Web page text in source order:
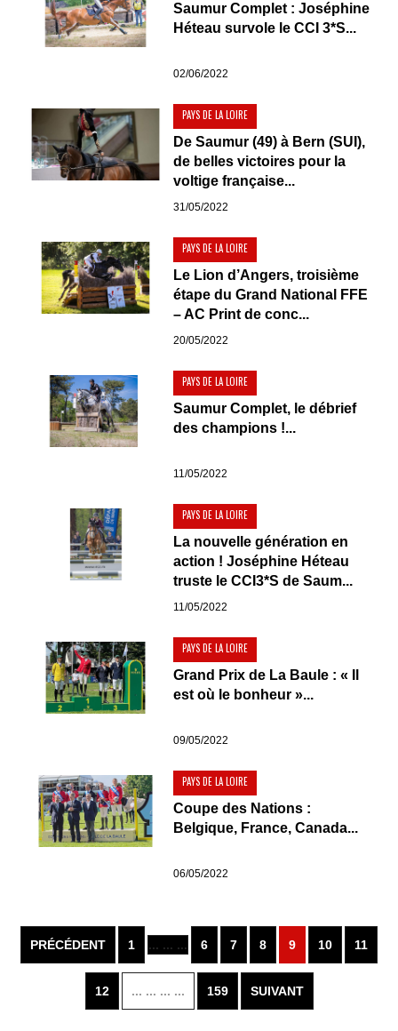
Saumur Complet : Joséphine
Héteau survole le CCI 3*S...
02/06/2022
PAYS DE LA LOIRE
De Saumur (49) à Bern (SUI),
de belles victoires pour la
voltige française...
31/05/2022
PAYS DE LA LOIRE
Le Lion d’Angers, troisième
étape du Grand National FFE
– AC Print de conc...
20/05/2022
PAYS DE LA LOIRE
Saumur Complet, le débrief
des champions !...
11/05/2022
PAYS DE LA LOIRE
La nouvelle génération en
action ! Joséphine Héteau
truste le CCI3*S de Saum...
11/05/2022
PAYS DE LA LOIRE
Grand Prix de La Baule : « Il
est où le bonheur »...
09/05/2022
PAYS DE LA LOIRE
Coupe des Nations :
Belgique, France, Canada...
06/05/2022
PRÉCÉDENT 1 ... ... ... 6 7 8 9 10 11
12 ... ... ... ... 159 SUIVANT